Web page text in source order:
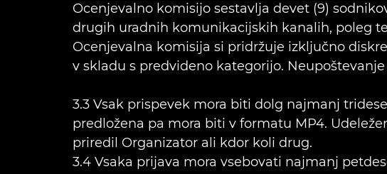
Ocenjevalno komisijo sestavlja devet (9)
drugih uradnih komunikacijskih kanalih, poleg
Ocenjevalna komisija si pridržuje izključno
v skladu s predvideno kategorijo.
3.3 Vsak prispevek mora biti dolg najmanj
predložena pa mora biti v formatu MP4.
priredil Organizator ali kdor koli drug.
3.4 Vsaka prijava mora vsebovati najmanj